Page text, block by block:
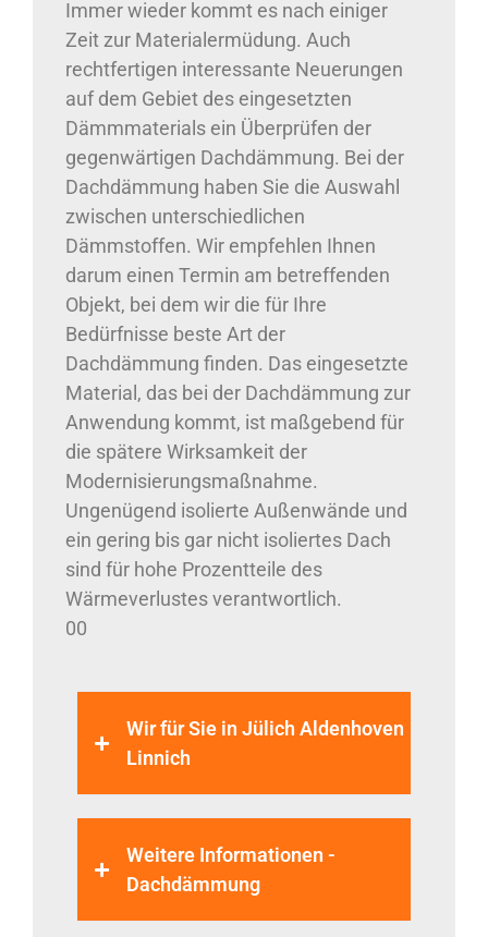
Immer wieder kommt es nach einiger
Zeit zur Materialermüdung. Auch
rechtfertigen interessante Neuerungen
auf dem Gebiet des eingesetzten
Dämmmaterials ein Überprüfen der
gegenwärtigen Dachdämmung. Bei der
Dachdämmung haben Sie die Auswahl
zwischen unterschiedlichen
Dämmstoffen. Wir empfehlen Ihnen
darum einen Termin am betreffenden
Objekt, bei dem wir die für Ihre
Bedürfnisse beste Art der
Dachdämmung finden. Das eingesetzte
Material, das bei der Dachdämmung zur
Anwendung kommt, ist maßgebend für
die spätere Wirksamkeit der
Modernisierungsmaßnahme.
Ungenügend isolierte Außenwände und
ein gering bis gar nicht isoliertes Dach
sind für hohe Prozentteile des
Wärmeverlustes verantwortlich.
00
Wir für Sie in Jülich Aldenhoven
Linnich
Weitere Informationen -
Dachdämmung